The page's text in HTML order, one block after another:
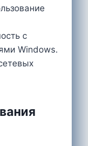
с
Windows.